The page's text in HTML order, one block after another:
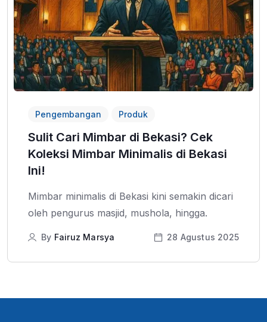
Pengembangan Produk
Sulit Cari Mimbar di Bekasi? Cek
Koleksi Mimbar Minimalis di Bekasi
Ini!
Mimbar minimalis di Bekasi kini semakin dicari
oleh pengurus masjid, mushola, hingga.
By Fairuz Marsya 28 Agustus 2025